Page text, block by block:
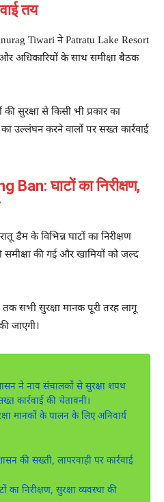
तय
Tiwari नेPatratu Lake Resort
अधिकारियों के साथ समीक्षा बैठक
सुरक्षा से किसी भी प्रकार का
उल्लंघन करने वालों पर सख्त कार्रवाई
घाटों का निरीक्षण,
डैम के विभिन्न घाटों का निरीक्षण
समीक्षा की गई और खामियों को जल्द
सभी सुरक्षा मानक पूरी तरह लागू
जाएगी।
ने नाव संचालकों से सुरक्षा शपथ
कार्रवाई की चेतावनी।
मानकों के पालन के लिए अनिवार्य
की सख्ती, लापरवाही पर कार्रवाई
का निरीक्षण, सुरक्षा व्यवस्था की